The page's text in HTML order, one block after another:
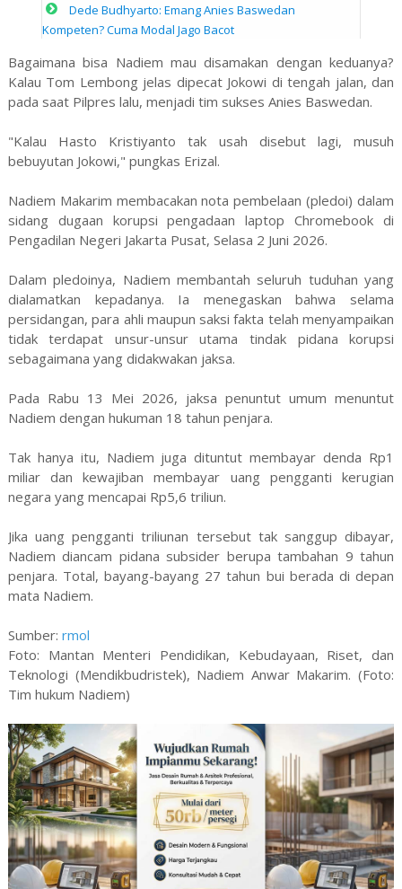
Dede Budhyarto: Emang Anies Baswedan
Kompeten? Cuma Modal Jago Bacot
Bagaimana bisa Nadiem mau disamakan dengan keduanya?
Kalau Tom Lembong jelas dipecat Jokowi di tengah jalan, dan
pada saat Pilpres lalu, menjadi tim sukses Anies Baswedan.
"Kalau Hasto Kristiyanto tak usah disebut lagi, musuh
bebuyutan Jokowi," pungkas Erizal.
Nadiem Makarim membacakan nota pembelaan (pledoi) dalam
sidang dugaan korupsi pengadaan laptop Chromebook di
Pengadilan Negeri Jakarta Pusat, Selasa 2 Juni 2026.
Dalam pledoinya, Nadiem membantah seluruh tuduhan yang
dialamatkan kepadanya. Ia menegaskan bahwa selama
persidangan, para ahli maupun saksi fakta telah menyampaikan
tidak terdapat unsur-unsur utama tindak pidana korupsi
sebagaimana yang didakwakan jaksa.
Pada Rabu 13 Mei 2026, jaksa penuntut umum menuntut
Nadiem dengan hukuman 18 tahun penjara.
Tak hanya itu, Nadiem juga dituntut membayar denda Rp1
miliar dan kewajiban membayar uang pengganti kerugian
negara yang mencapai Rp5,6 triliun.
Jika uang pengganti triliunan tersebut tak sanggup dibayar,
Nadiem diancam pidana subsider berupa tambahan 9 tahun
penjara. Total, bayang-bayang 27 tahun bui berada di depan
mata Nadiem.
Sumber: rmol
Foto: Mantan Menteri Pendidikan, Kebudayaan, Riset, dan
Teknologi (Mendikbudristek), Nadiem Anwar Makarim. (Foto:
Tim hukum Nadiem)